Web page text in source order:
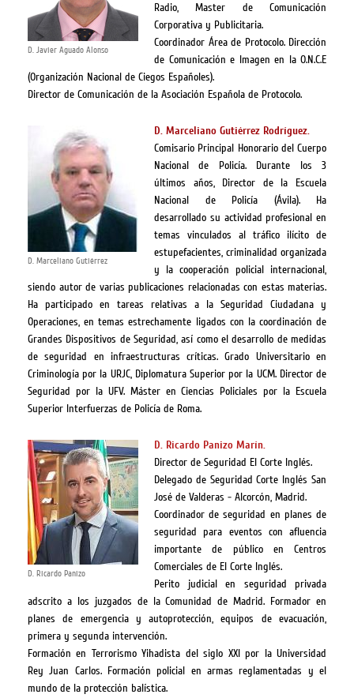
D. Javier Aguado Alonso
Radio, Master de Comunicación
Corporativa y Publicitaria.
Coordinador Área de Protocolo. Dirección
de Comunicación e Imagen en la O.N.C.E
(Organización Nacional de Ciegos Españoles).
Director de Comunicación de la Asociación Española de Protocolo.
D. Marceliano Gutiérrez
D. Marceliano Gutiérrez Rodríguez.
Comisario Principal Honorario del Cuerpo
Nacional de Policía. Durante los 3
últimos años, Director de la Escuela
Nacional de Policía (Ávila). Ha
desarrollado su actividad profesional en
temas vinculados al tráfico ilícito de
estupefacientes, criminalidad organizada
y la cooperación policial internacional,
siendo autor de varias publicaciones relacionadas con estas materias.
Ha participado en tareas relativas a la Seguridad Ciudadana y
Operaciones, en temas estrechamente ligados con la coordinación de
Grandes Dispositivos de Seguridad, así como el desarrollo de medidas
de seguridad en infraestructuras críticas. Grado Universitario en
Criminología por la URJC, Diplomatura Superior por la UCM. Director de
Seguridad por la UFV. Máster en Ciencias Policiales por la Escuela
Superior Interfuerzas de Policía de Roma.
D. Ricardo Panizo
D. Ricardo Panizo Marín.
Director de Seguridad El Corte Inglés.
Delegado de Seguridad Corte Inglés San
José de Valderas - Alcorcón, Madrid.
Coordinador de seguridad en planes de
seguridad para eventos con afluencia
importante de público en Centros
Comerciales de El Corte Inglés.
Perito judicial en seguridad privada
adscrito a los juzgados de la Comunidad de Madrid. Formador en
planes de emergencia y autoprotección, equipos de evacuación,
primera y segunda intervención.
Formación en Terrorismo Yihadista del siglo XXI por la Universidad
Rey Juan Carlos. Formación policial en armas reglamentadas y el
mundo de la protección balística.